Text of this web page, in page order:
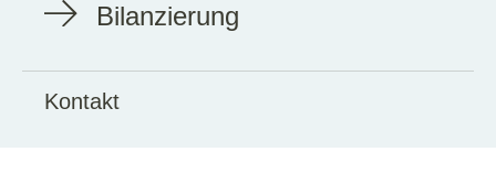
Bilanzierung
Kontakt